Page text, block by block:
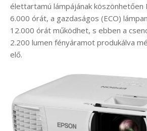
élettartamú lámpájának köszönhetően
6.000 órát, a gazdaságos (ECO)
12.000 órát működhet, s ebben a
2.200 lumen fényáramot produkálva
elő.